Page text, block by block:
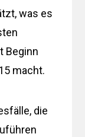
was es
Beginn
macht.
die